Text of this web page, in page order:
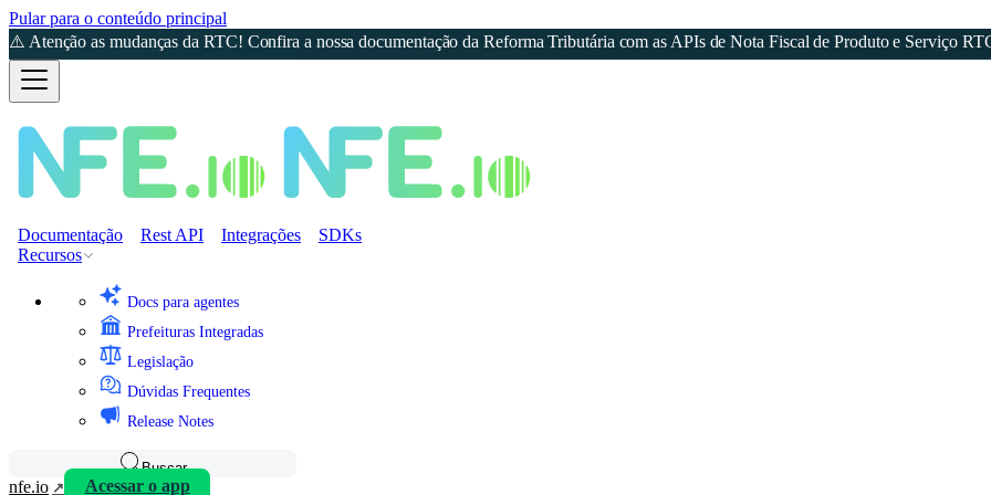
Pular para o conteúdo principal
⚠️ Atenção as mudanças da RTC! Confira a nossa documentação da Reforma Tributária com as APIs de Nota Fiscal de Produto e Serviço
Documentação Rest API Integrações
SDKs
Recursos
Docs para agentes
Prefeituras Integradas
Legislação
Dúvidas Frequentes
Release Notes
Buscar
nfe.io Acessar o app